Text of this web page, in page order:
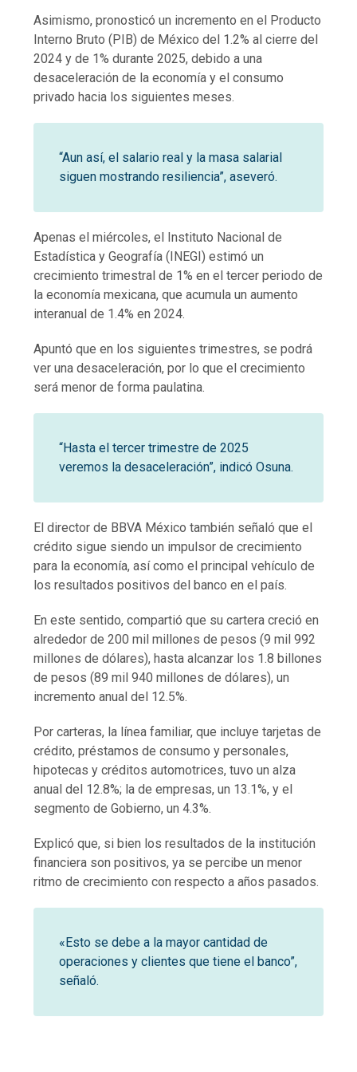
Asimismo, pronosticó un incremento en el Producto
Interno Bruto (PIB) de México del 1.2% al cierre del
2024 y de 1% durante 2025, debido a una
desaceleración de la economía y el consumo
privado hacia los siguientes meses.
“Aun así, el salario real y la masa salarial
siguen mostrando resiliencia”, aseveró.
Apenas el miércoles, el Instituto Nacional de
Estadística y Geografía (INEGI) estimó un
crecimiento trimestral de 1% en el tercer periodo de
la economía mexicana, que acumula un aumento
interanual de 1.4% en 2024.
Apuntó que en los siguientes trimestres, se podrá
ver una desaceleración, por lo que el crecimiento
será menor de forma paulatina.
“Hasta el tercer trimestre de 2025
veremos la desaceleración”, indicó Osuna.
El director de BBVA México también señaló que el
crédito sigue siendo un impulsor de crecimiento
para la economía, así como el principal vehículo de
los resultados positivos del banco en el país.
En este sentido, compartió que su cartera creció en
alrededor de 200 mil millones de pesos (9 mil 992
millones de dólares), hasta alcanzar los 1.8 billones
de pesos (89 mil 940 millones de dólares), un
incremento anual del 12.5%.
Por carteras, la línea familiar, que incluye tarjetas de
crédito, préstamos de consumo y personales,
hipotecas y créditos automotrices, tuvo un alza
anual del 12.8%; la de empresas, un 13.1%, y el
segmento de Gobierno, un 4.3%.
Explicó que, si bien los resultados de la institución
financiera son positivos, ya se percibe un menor
ritmo de crecimiento con respecto a años pasados.
«Esto se debe a la mayor cantidad de
operaciones y clientes que tiene el banco”,
señaló.